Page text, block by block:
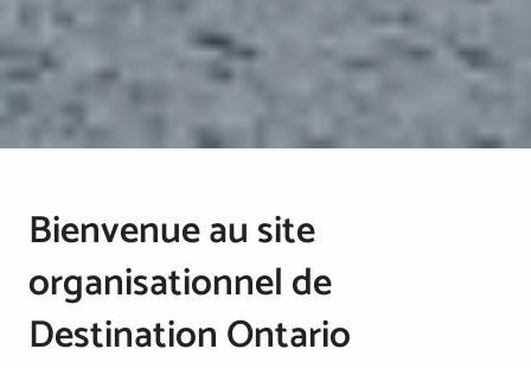
Bienvenue au site
organisationnel de
Destination Ontario